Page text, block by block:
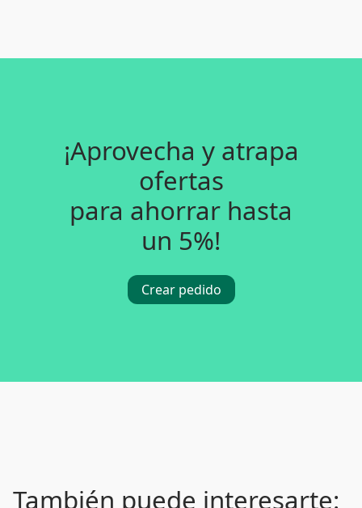
¡Aprovecha y atrapa
ofertas
para ahorrar hasta
un 5%!
Crear pedido
También puede interesarte: